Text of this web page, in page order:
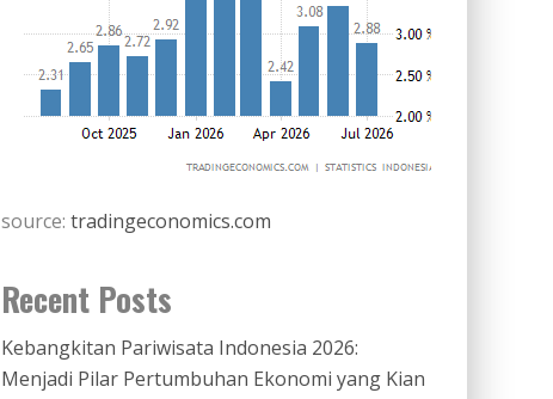
source: tradingeconomics.com
Recent Posts
Kebangkitan Pariwisata Indonesia 2026:
Menjadi Pilar Pertumbuhan Ekonomi yang Kian